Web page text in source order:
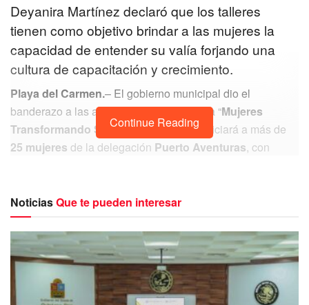
Deyanira Martínez declaró que los talleres
tienen como objetivo brindar a las mujeres la
capacidad de entender su valía forjando una
cultura de capacitación y crecimiento.
Playa del Carmen.– El gobierno municipal dio el
banderazo a las actividades del programa “Mujeres
Transformando Solidaridad”, que beneficiará a más de
25 mujeres de la delegación Puerto Aventuras, con
desarrollo y bienestar.
Arranca programa “Mujeres Transformando Solidaridad”
A través de la Secretaría de Justicia Social y Participación
Continue Reading
NoticiasQue te pueden interesar